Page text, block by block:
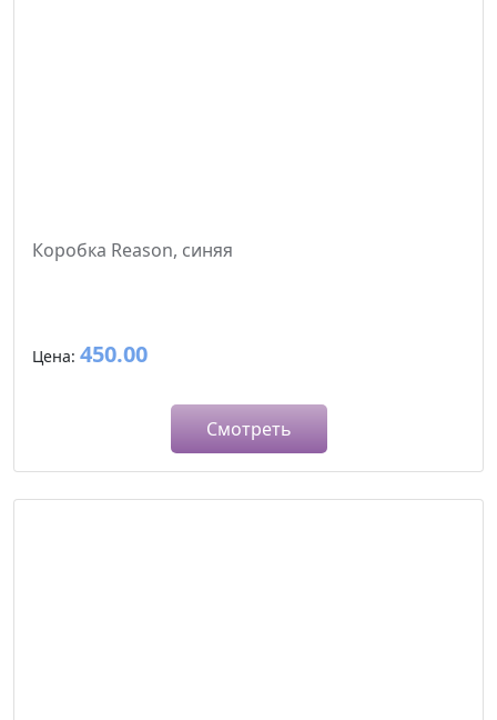
Коробка Reason, синяя
Цена: 450.00
Смотреть